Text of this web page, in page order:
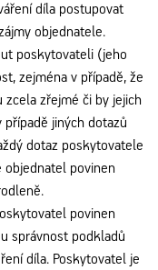
díla postupovat
objednatele.
poskytovateli (jeho
zejména v případě, že
zřejmé či by jejich
jiných dotazů
dotaz poskytovatele
objednatel povinen
povinen
správnost podkladů
díla. Poskytovatel je